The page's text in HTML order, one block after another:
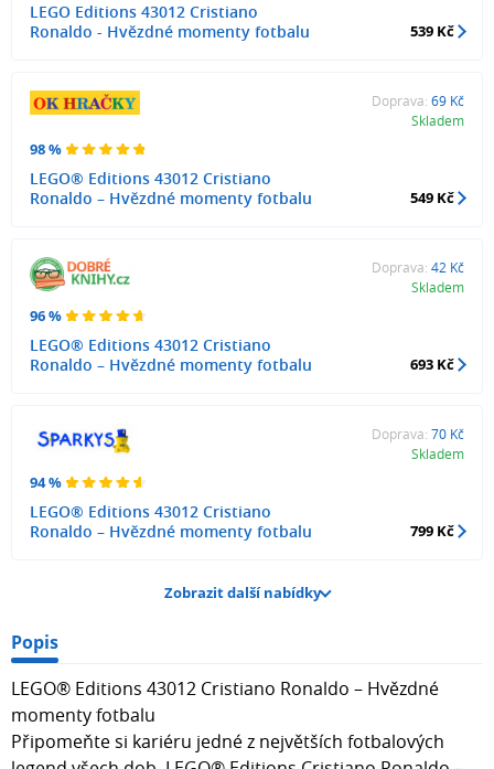
LEGO Editions 43012 Cristiano
Ronaldo - Hvězdné momenty fotbalu
539 Kč
98 %
LEGO® Editions 43012 Cristiano
Ronaldo – Hvězdné momenty fotbalu
Doprava: 69 Kč
Skladem
549 Kč
96 %
LEGO® Editions 43012 Cristiano
Ronaldo – Hvězdné momenty fotbalu
Doprava: 42 Kč
Skladem
693 Kč
94 %
LEGO® Editions 43012 Cristiano
Ronaldo – Hvězdné momenty fotbalu
Doprava: 70 Kč
Skladem
799 Kč
Zobrazit další nabídky
Popis
LEGO® Editions 43012 Cristiano Ronaldo – Hvězdné
momenty fotbalu
Připomeňte si kariéru jedné z největších fotbalových